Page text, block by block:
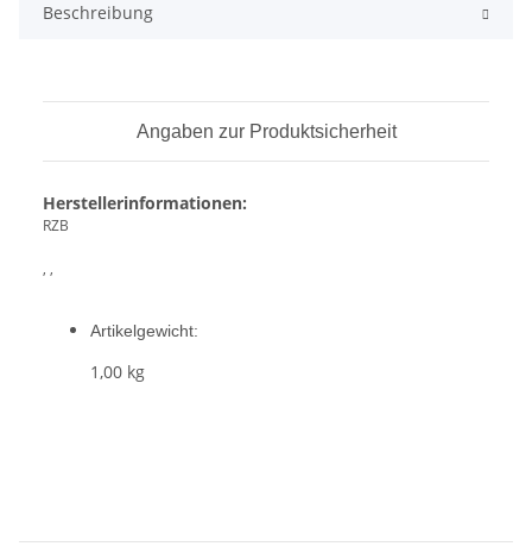
Beschreibung
Angaben zur Produktsicherheit
Herstellerinformationen:
RZB
, ,
Artikelgewicht:
1,00 kg